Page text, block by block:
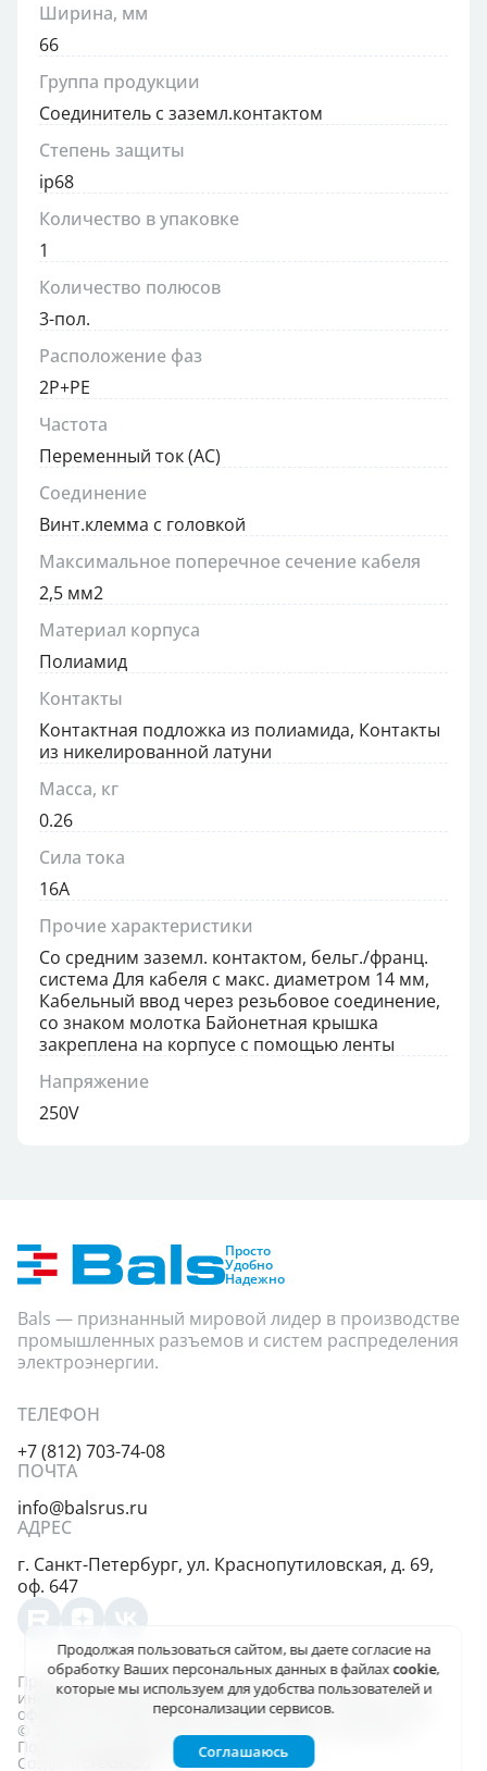
Ширина, мм
66
Группа продукции
Соединитель с заземл.контактом
Степень защиты
ip68
Количество в упаковке
1
Количество полюсов
3-пол.
Расположение фаз
2P+PE
Частота
Переменный ток (AC)
Соединение
Винт.клемма с головкой
Максимальное поперечное сечение кабеля
2,5 мм2
Материал корпуса
Полиамид
Контакты
Контактная подложка из полиамида, Контакты
из никелированной латуни
Масса, кг
0.26
Сила тока
16А
Прочие характеристики
Со средним заземл. контактом, бельг./франц.
система Для кабеля с макс. диаметром 14 мм,
Кабельный ввод через резьбовое соединение,
со знаком молотка Байонетная крышка
закреплена на корпусе с помощью ленты
Напряжение
250V
Просто
Удобно
Надежно
Bals — признанный мировой лидер в производстве
промышленных разъемов и систем распределения
электроэнергии.
ТЕЛЕФОН
+7 (812) 703-74-08
ПОЧТА
info@balsrus.ru
АДРЕС
г. Санкт-Петербург, ул. Краснопутиловская, д. 69,
оф. 647
Представленная на сайте информация несёт
информационный характер и не является публичной
офертой, определяемой положениями ст. 437 (2) ГК РФ.
© 2004-2026, ООО «Балс-Рус». Все права защищены
Политика конфиденциальности
Создано
Продолжая пользоваться сайтом, вы даетесогласие на
обработку Ваших персональных данныхв файлахcookie,
которые мы используем для удобства пользователей и
персонализации сервисов.
Соглашаюсь